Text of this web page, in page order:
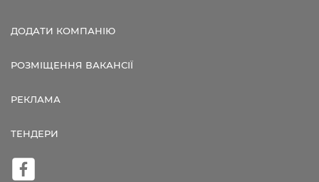
ДОДАТИ КОМПАНІЮ
РОЗМІЩЕННЯ ВАКАНСІЇ
РЕКЛАМА
ТЕНДЕРИ